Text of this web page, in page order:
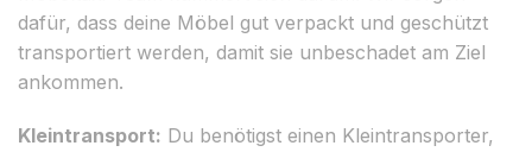
dafür, dass deine Möbel gut verpackt und geschützt
transportiert werden, damit sie unbeschadet am Ziel
ankommen.
Kleintransport: Du benötigst einen Kleintransporter,